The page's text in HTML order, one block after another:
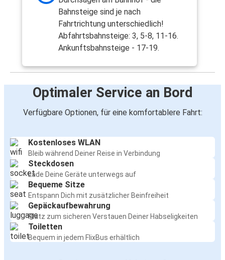
Bahnsteige sind je nach
Fahrtrichtung unterschiedlich!
Abfahrtsbahnsteige: 3, 5-8, 11-16.
Ankunftsbahnsteige - 17-19.
Optimaler Service an Bord
Verfügbare Optionen, für eine komfortablere Fahrt:
Kostenloses WLAN
Bleib während Deiner Reise in Verbindung
Steckdosen
Lade Deine Geräte unterwegs auf
Bequeme Sitze
Entspann Dich mit zusätzlicher Beinfreiheit
Gepäckaufbewahrung
Platz zum sicheren Verstauen Deiner Habseligkeiten
Toiletten
Bequem in jedem FlixBus erhältlich